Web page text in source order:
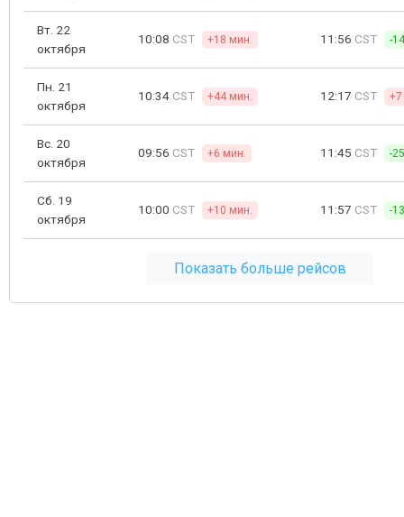
Вт. 22
октября
10:08 CST +18 мин. 11:56 CST -
Пн. 21
октября
10:34 CST +44 мин. 12:17 CST
Вс. 20
октября
09:56 CST +6 мин. 11:45 CST -
Сб. 19
октября
10:00 CST +10 мин. 11:57 CST -
Показать больше рейсов